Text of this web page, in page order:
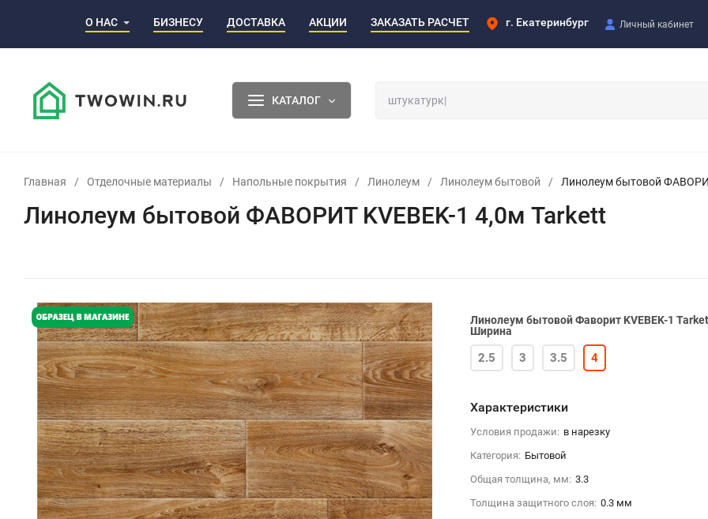
О НАС БИЗНЕСУ ДОСТАВКА АКЦИИ ЗАКАЗАТЬ РАСЧЕТ г. Екатеринбург Личный кабинет
КАТАЛОГ
Главная / Отделочные материалы / Напольные покрытия / Линолеум / Линолеум бытовой / Линолеум бытовой
Линолеум бытовой ФАВОРИТ KVEBEK-1 4,0м Tarkett
Линолеум бытовой Фаворит KVEBEK-1
Ширина
2.5 3 3.5 4
Характеристики
Условия продажи: в нарезку
Категория: Бытовой
Общая толщина, мм: 3.3
Толщина защитного слоя: 0.3 мм